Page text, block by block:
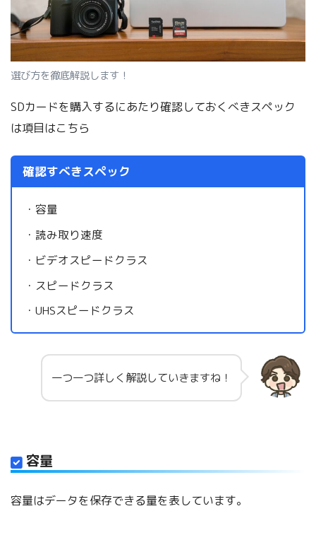
選び方を徹底解説します！
SDカードを購入するにあたり確認しておくべきスペック
は項目はこちら
確認すべきスペック
・容量
・読み取り速度
・ビデオスピードクラス
・スピードクラス
・UHSスピードクラス
一つ一つ詳しく解説していきますね！
容量
容量はデータを保存できる量を表しています。